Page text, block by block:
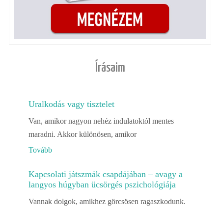
Írásaim
Uralkodás vagy tisztelet
Van, amikor nagyon nehéz indulatoktól mentes
maradni. Akkor különösen, amikor
Tovább
Kapcsolati játszmák csapdájában – avagy a
langyos húgyban ücsörgés pszichológiája
Vannak dolgok, amikhez görcsösen ragaszkodunk.